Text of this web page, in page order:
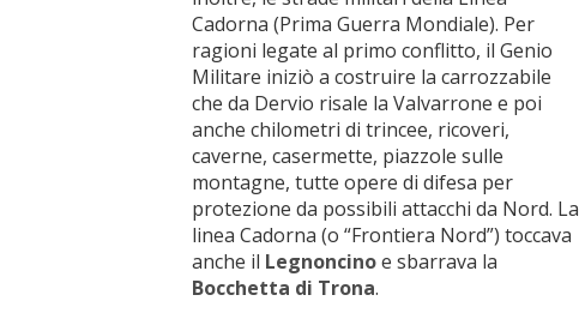
Cadorna (Prima Guerra Mondiale). Per
ragioni legate al primo conflitto, il Genio
Militare iniziò a costruire la carrozzabile
che da Dervio risale la Valvarrone e poi
anche chilometri di trincee, ricoveri,
caverne, casermette, piazzole sulle
montagne, tutte opere di difesa per
protezione da possibili attacchi da Nord. La
linea Cadorna (o “Frontiera Nord”) toccava
anche il Legnoncinoe sbarrava la
Bocchetta di Trona.